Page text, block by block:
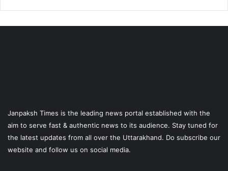
Janpaksh Times is the leading news portal established with the
aim to serve fast & authentic news to its audience. Stay tuned for
the latest updates from all over the Uttarakhand. Do subscribe our
website and follow us on social media.